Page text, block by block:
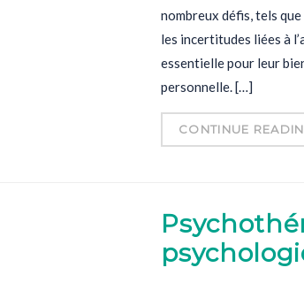
nombreux défis, tels
les incertitudes liées à
essentielle pour leur
personnelle. […]
CONTINUE